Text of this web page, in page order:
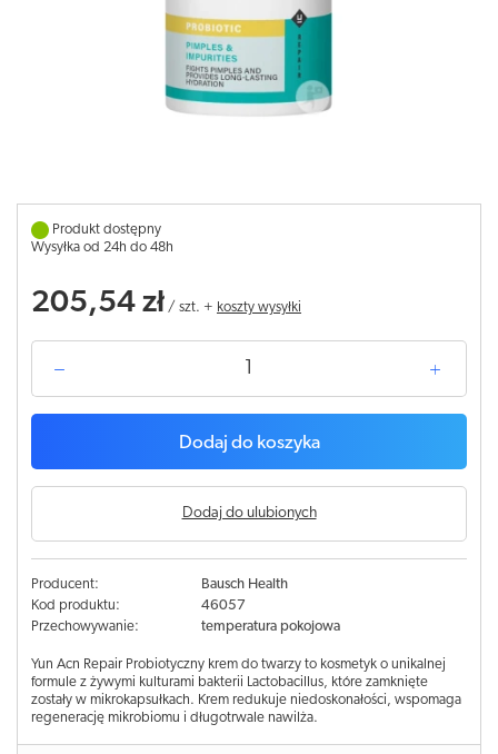
Produkt dostępny
Wysyłka od 24h do 48h
205,54 zł / szt. + koszty wysyłki
Dodaj do koszyka
Dodaj do ulubionych
Producent:
Bausch Health
Kod produktu:
46057
Przechowywanie:
temperatura pokojowa
Yun Acn Repair Probiotyczny krem do twarzy to kosmetyk o unikalnej
formule z żywymi kulturami bakterii Lactobacillus, które zamknięte
zostały w mikrokapsułkach. Krem redukuje niedoskonałości, wspomaga
regenerację mikrobiomu i długotrwale nawilża.